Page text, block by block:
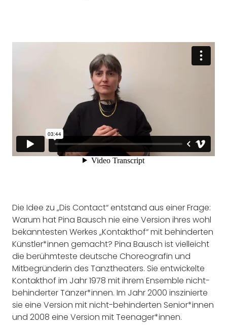
Die Idee zu „Dis Contact“ entstand aus einer Frage:
Warum hat Pina Bausch nie eine Version ihres wohl
bekanntesten Werkes „Kontakthof“ mit behinderten
Künstler*innen gemacht? Pina Bausch ist vielleicht
die berühmteste deutsche Choreografin und
Mitbegründerin des Tanztheaters. Sie entwickelte
Kontakthof im Jahr 1978 mit ihrem Ensemble nicht-
behinderter Tänzer*innen. Im Jahr 2000 inszinierte
sie eine Version mit nicht-behinderten Senior*innen
und 2008 eine Version mit Teenager*innen.